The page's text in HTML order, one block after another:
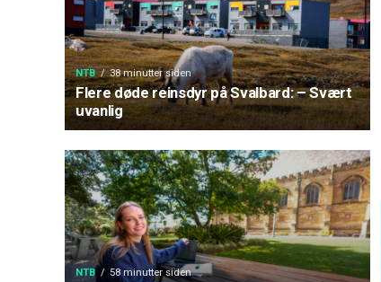
NTB 38 minutter siden
Flere døde reinsdyr på Svalbard: – Svært
uvanlig
NTB 58 minutter siden